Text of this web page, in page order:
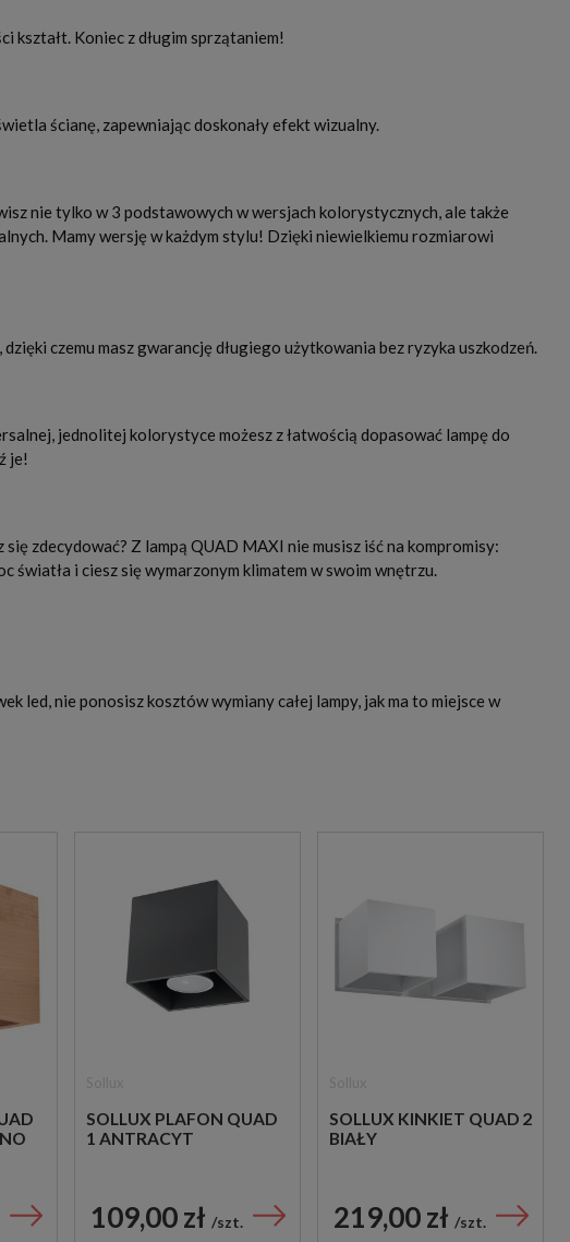
kształt. Koniec z długim sprzątaniem!
ścianę, zapewniając doskonały efekt wizualny.
nie tylko w 3 podstawowych w wersjach kolorystycznych, ale także
Mamy wersję w każdym stylu! Dzięki niewielkiemu rozmiarowi
czemu masz gwarancję długiego użytkowania bez ryzyka uszkodzeń.
jednolitej kolorystyce możesz z łatwością dopasować lampę do
je!
zdecydować? Z lampą QUAD MAXI nie musisz iść na kompromisy:
światła i ciesz się wymarzonym klimatem w swoim wnętrzu.
led, nie ponosisz kosztów wymiany całej lampy, jak ma to miejsce w
SOLLUX PLAFON QUAD
1 ANTRACYT
109,00 zł szt.
SOLLUX KINKIET QUAD 2
BIAŁY
219,00 zł szt.